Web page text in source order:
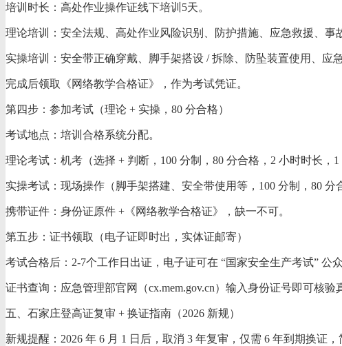
培训时长：高处作业操作证线下培训5天。
理论培训：安全法规、高处作业风险识别、防护措施、应急救援、事
实操培训：安全带正确穿戴、脚手架搭设 / 拆除、防坠装置使用、应
完成后领取《网络教学合格证》，作为考试凭证。
第四步：参加考试（理论 + 实操，80 分合格）
考试地点：培训合格系统分配。
理论考试：机考（选择 + 判断，100 分制，80 分合格，2 小时时长，1
实操考试：现场操作（脚手架搭建、安全带使用等，100 分制，80 分
携带证件：身份证原件 +《网络教学合格证》，缺一不可。
第五步：证书领取（电子证即时出，实体证邮寄）
考试合格后：2-7个工作日出证，电子证可在 “国家安全生产考试” 公
证书查询：应急管理部官网（cx.mem.gov.cn）输入身份证号即可核验
五、石家庄登高证复审 + 换证指南（2026 新规）
新规提醒：2026 年 6 月 1 日后，取消 3 年复审，仅需 6 年到期换证，